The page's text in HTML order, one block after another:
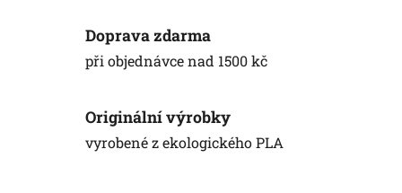
Doprava zdarma
při objednávce nad 1500 kč
Originální výrobky
vyrobené z ekologického PLA